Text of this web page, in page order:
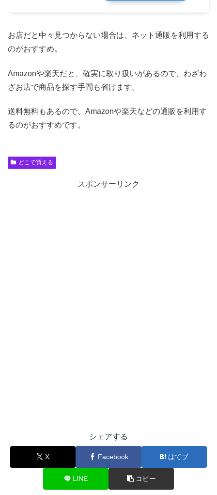
お店だと中々見つからない場合は、ネット通販を利用する
のがおすすめ。
Amazonや楽天だと、確実に取り扱いがあるので、わざわ
ざお店で商品を探す手間も省けます。
送料無料もあるので、Amazonや楽天などの通販を利用す
るのがおすすめです。
どこで買える
スポンサーリンク
シェアする
X Facebook はてブ
LINE コピー